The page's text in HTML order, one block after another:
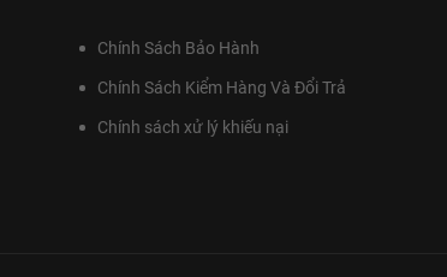
Chính Sách Bảo Hành
Chính Sách Kiểm Hàng Và Đổi Trả
Chính sách xử lý khiếu nại